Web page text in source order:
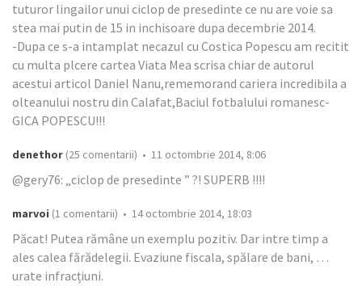
tuturor lingailor unui ciclop de presedinte ce nu are voie sa
stea mai putin de 15 in inchisoare dupa decembrie 2014.
-Dupa ce s-a intamplat necazul cu Costica Popescu am recitit
cu multa plcere cartea Viata Mea scrisa chiar de autorul
acestui articol Daniel Nanu,rememorand cariera incredibila a
olteanului nostru din Calafat,Baciul fotbalului romanesc-
GICA POPESCU!!!
denethor (25 comentarii) • 11 octombrie 2014, 8:06
@gery76: „ciclop de presedinte ” ?! SUPERB !!!!
marvoi (1 comentarii) • 14 octombrie 2014, 18:03
Păcat! Putea rămâne un exemplu pozitiv. Dar intre timp a
ales calea fărădelegii. Evaziune fiscala, spălare de bani, …
urate infracțiuni.